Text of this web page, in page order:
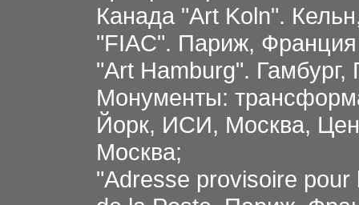
Канада "Art Koln".
"FIAC". Париж, Франция
"Art Hamburg". Гамбург,
Монументы:
Йорк, ИСИ, Москва,
Москва;
"Adresse provisoire pour